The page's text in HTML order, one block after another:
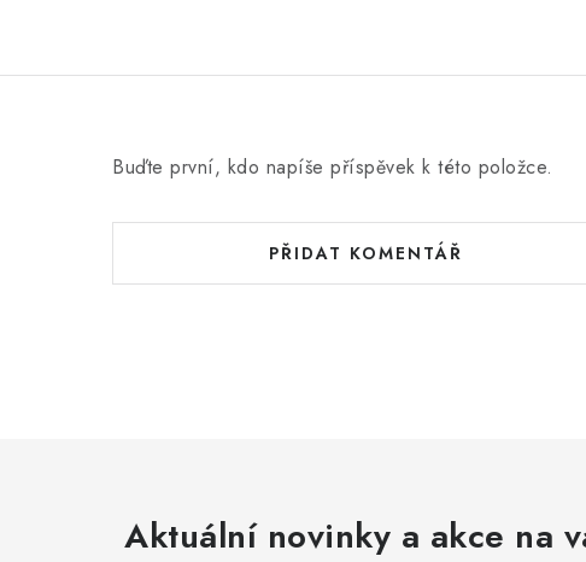
Buďte první, kdo napíše příspěvek k této položce.
PŘIDAT KOMENTÁŘ
Aktuální novinky a akce na